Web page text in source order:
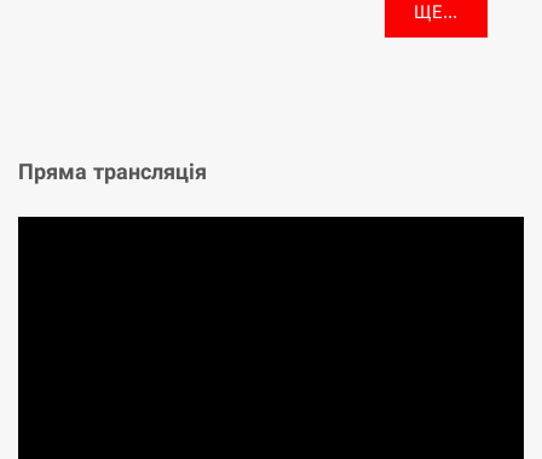
ЩЕ...
Пряма трансляція